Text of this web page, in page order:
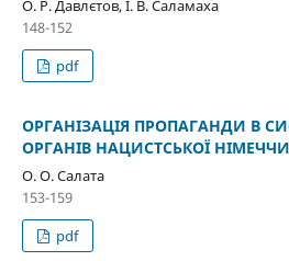
О. Р. Давлєтов, І. В. Саламаха
148-152
pdf
ОРГАНІЗАЦІЯ ПРОПАГАНДИ В
ОРГАНІВ НАЦИСТСЬКОЇ
О. О. Салата
153-159
pdf